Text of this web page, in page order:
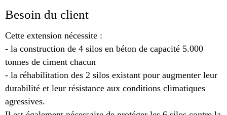
Besoin du client
Cette extension nécessite :
- la construction de 4 silos en béton de capacité 5.000
tonnes de ciment chacun
- la réhabilitation des 2 silos existant pour augmenter leur
durabilité et leur résistance aux conditions climatiques
agressives.